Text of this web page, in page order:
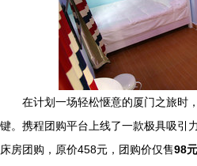
在计划一场轻松惬意的厦门之旅时
键。携程团购平台上线了一款极具吸
床房团购，原价458元，团购价仅售98元